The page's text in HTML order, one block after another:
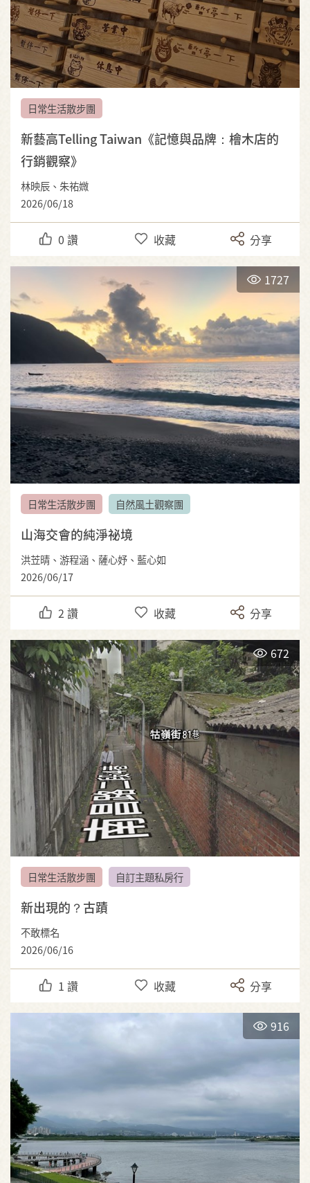
日常生活散步團
新藝高Telling Taiwan《記憶與品牌：檜木店的
行銷觀察》
林映辰、朱祐媺
2026/06/18
0 讚 收藏 分享
1727
日常生活散步團 自然風土觀察團
山海交會的純淨祕境
洪苙晴、游程涵、薩心妤、藍心如
2026/06/17
2 讚 收藏 分享
672
日常生活散步團 自訂主題私房行
新出現的？古蹟
不敢標名
2026/06/16
1 讚 收藏 分享
916